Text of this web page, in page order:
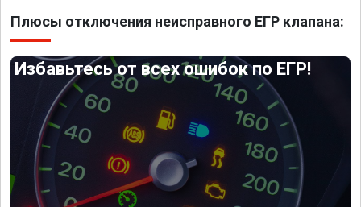
Плюсы отключения неисправного ЕГР клапана:
Избавьтесь от всех ошибок по ЕГР!